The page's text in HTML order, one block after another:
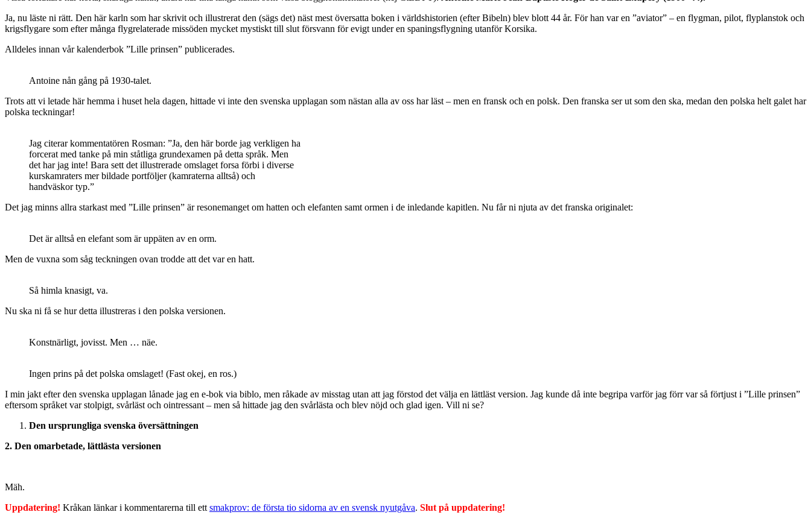
Ja, nu läste ni rätt. Den här karln som har skrivit och illustrerat den (sägs det) näst mest översatta boken i världshistorien (efter Bibeln) blev blott 44 år. För han var en ”aviator” – en flygman, pilot, flyplanstok och
krigsflygare som efter många flygrelaterade missöden mycket mystiskt till slut försvann för evigt under en spaningsflygning utanför Korsika.
Alldeles innan vår kalenderbok ”Lille prinsen” publicerades.
Antoine nån gång på 1930-talet.
Trots att vi letade här hemma i huset hela dagen, hittade vi inte den svenska upplagan som nästan alla av oss har läst – men en fransk och en polsk. Den franska ser ut som den ska, medan den polska helt galet har
polska teckningar!
Jag citerar kommentatören Rosman: ”Ja, den här borde jag verkligen ha
forcerat med tanke på min ståtliga grundexamen på detta språk. Men
det har jag inte! Bara sett det illustrerade omslaget forsa förbi i diverse
kurskamraters mer bildade portföljer (kamraterna alltså) och
handväskor typ.”
Det jag minns allra starkast med ”Lille prinsen” är resonemanget om hatten och elefanten samt ormen i de inledande kapitlen. Nu får ni njuta av det franska originalet:
Det är alltså en elefant som är uppäten av en orm.
Men de vuxna som såg teckningen ovan trodde att det var en hatt.
Så himla knasigt, va.
Nu ska ni få se hur detta illustreras i den polska versionen.
Konstnärligt, jovisst. Men … näe.
Ingen prins på det polska omslaget! (Fast okej, en ros.)
I min jakt efter den svenska upplagan lånade jag en e-bok via biblo, men råkade av misstag utan att jag förstod det välja en lättläst version. Jag kunde då inte begripa varför jag förr var så förtjust i ”Lille prinsen”
eftersom språket var stolpigt, svårläst och ointressant – men så hittade jag den svårlästa och blev nöjd och glad igen. Vill ni se?
Den ursprungliga svenska översättningen
2. Den omarbetade, lättlästa versionen
Mäh.
Uppdatering! Kråkan länkar i kommentarerna till ett smakprov: de första tio sidorna av en svensk nyutgåva. Slut på uppdatering!